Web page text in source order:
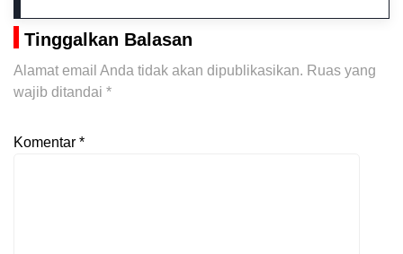
Tinggalkan Balasan
Alamat email Anda tidak akan dipublikasikan. Ruas yang
wajib ditandai *
Komentar *